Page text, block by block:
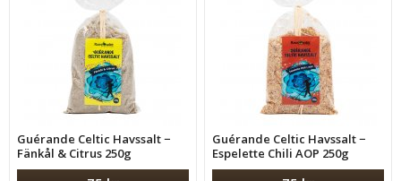
Guérande Celtic Havssalt −
Fänkål & Citrus 250g
Guérande Celtic Havssalt −
Espelette Chili AOP 250g